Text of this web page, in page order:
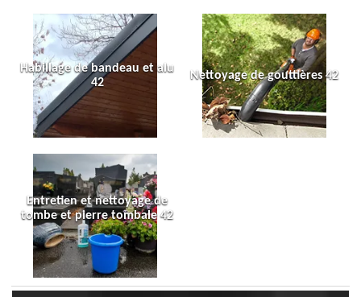
Habillage de bandeau et alu
42
Nettoyage de gouttières 42
Entretien et nettoyage de
tombe et pierre tombale 42